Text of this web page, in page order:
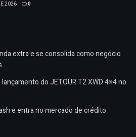
2026 0
extra e se consolida como negócio
do JETOUR T2 XWD 4×4 no
e entra no mercado de crédito